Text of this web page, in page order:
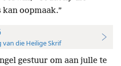
kan oopmaak.”
die Heilige Skrif
gestuur om aan julle te